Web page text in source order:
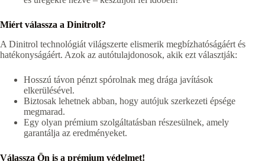
Miért válassza a Dinitrolt?
A Dinitrol technológiát világszerte elismerik megbízhatóságáért és
hatékonyságáért. Azok az autótulajdonosok, akik ezt választják:
Hosszú távon pénzt spórolnak meg drága javítások
elkerülésével.
Biztosak lehetnek abban, hogy autójuk szerkezeti épsége
megmarad.
Egy olyan prémium szolgáltatásban részesülnek, amely
garantálja az eredményeket.
Válassza Ön is a prémium védelmet!